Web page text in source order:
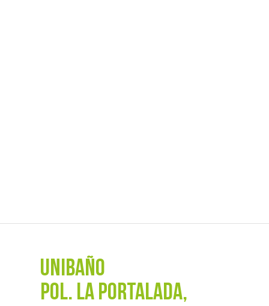
UNIBAÑO
POL. La Portalada,